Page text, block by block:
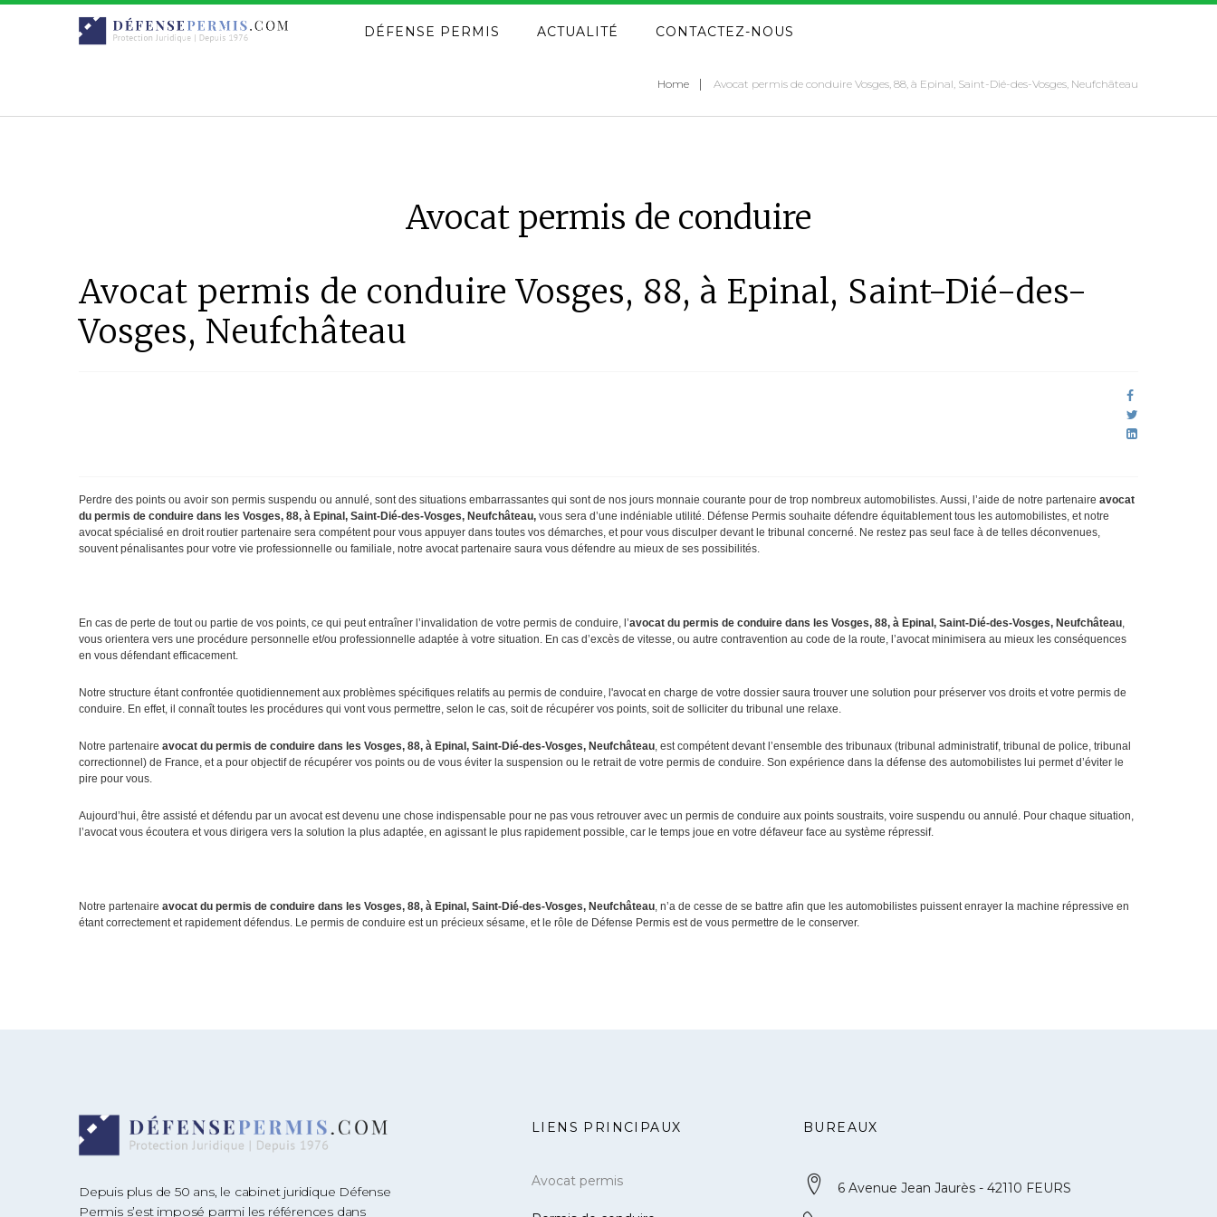
DÉFENSE PERMIS ACTUALITÉ CONTACTEZ-NOUS
Home Avocat permis de conduire Vosges, 88, à Epinal, Saint-Dié-des-Vosges, Neufchâteau
Avocat permis de conduire
Avocat permis de conduire Vosges, 88, à Epinal, Saint-Dié-des-
Vosges, Neufchâteau
Perdre des points ou avoir son permis suspendu ou annulé, sont des situations embarrassantes qui sont de nos jours monnaie courante pour de trop nombreux automobilistes. Aussi, l’aide de notre partenaire avocat
du permis de conduire dans les Vosges, 88, à Epinal, Saint-Dié-des-Vosges, Neufchâteau, vous sera d’une indéniable utilité. Défense Permis souhaite défendre équitablement tous les automobilistes, et notre
avocat spécialisé en droit routier partenaire sera compétent pour vous appuyer dans toutes vos démarches, et pour vous disculper devant le tribunal concerné. Ne restez pas seul face à de telles déconvenues,
souvent pénalisantes pour votre vie professionnelle ou familiale, notre avocat partenaire saura vous défendre au mieux de ses possibilités.
En cas de perte de tout ou partie de vos points, ce qui peut entraîner l’invalidation de votre permis de conduire, l’avocat du permis de conduire dans les Vosges, 88, à Epinal, Saint-Dié-des-Vosges, Neufchâteau,
vous orientera vers une procédure personnelle et/ou professionnelle adaptée à votre situation. En cas d’excès de vitesse, ou autre contravention au code de la route, l’avocat minimisera au mieux les conséquences
en vous défendant efficacement.
Notre structure étant confrontée quotidiennement aux problèmes spécifiques relatifs au permis de conduire, l'avocat en charge de votre dossier saura trouver une solution pour préserver vos droits et votre permis de
conduire. En effet, il connaît toutes les procédures qui vont vous permettre, selon le cas, soit de récupérer vos points, soit de solliciter du tribunal une relaxe.
Notre partenaire avocat du permis de conduire dans les Vosges, 88, à Epinal, Saint-Dié-des-Vosges, Neufchâteau, est compétent devant l’ensemble des tribunaux (tribunal administratif, tribunal de police, tribunal
correctionnel) de France, et a pour objectif de récupérer vos points ou de vous éviter la suspension ou le retrait de votre permis de conduire. Son expérience dans la défense des automobilistes lui permet d’éviter le
pire pour vous.
Aujourd’hui, être assisté et défendu par un avocat est devenu une chose indispensable pour ne pas vous retrouver avec un permis de conduire aux points soustraits, voire suspendu ou annulé. Pour chaque situation,
l’avocat vous écoutera et vous dirigera vers la solution la plus adaptée, en agissant le plus rapidement possible, car le temps joue en votre défaveur face au système répressif.
Notre partenaire avocat du permis de conduire dans les Vosges, 88, à Epinal, Saint-Dié-des-Vosges, Neufchâteau, n’a de cesse de se battre afin que les automobilistes puissent enrayer la machine répressive en
étant correctement et rapidement défendus. Le permis de conduire est un précieux sésame, et le rôle de Défense Permis est de vous permettre de le conserver.
Depuis plus de 50 ans, le cabinet juridique Défense
Permis s’est imposé parmi les références dans
LIENS PRINCIPAUX
Avocat permis
BUREAUX
6 Avenue Jean Jaurès - 42110 FEURS